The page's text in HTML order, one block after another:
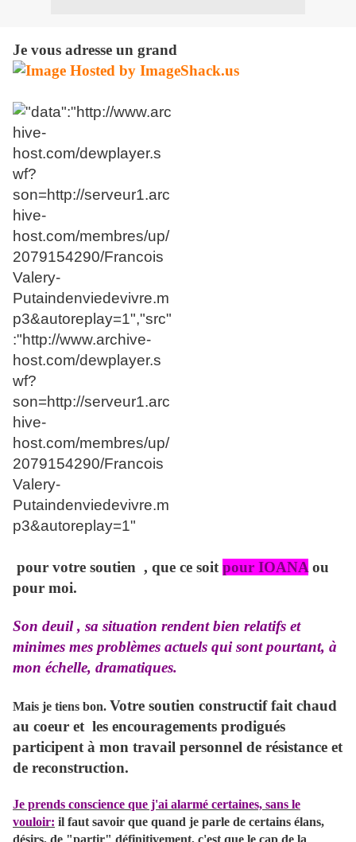
Je vous adresse un grand
pour votre soutien , que ce soit pour IOANA ou
pour moi.
Son deuil , sa situation rendent bien relatifs et
minimes mes problèmes actuels qui sont pourtant, à
mon échelle, dramatiques.
Mais je tiens bon. Votre soutien constructif fait chaud
au coeur et les encouragements prodigués
participent à mon travail personnel de résistance et
de reconstruction.
Je prends conscience que j'ai alarmé certaines, sans le
vouloir: il faut savoir que quand je parle de certains élans,